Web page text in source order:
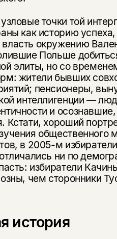
точки той
как историю
окружению
Польше
элиты, но со
жители бывших
пенсионеры,
интеллигенции —
и
хороший
в 2005-м
ни по
избиратели
чем сторонники
история